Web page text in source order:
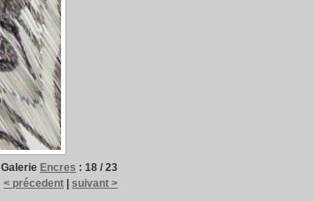
Galerie Encres : 18 / 23
< précedent
suivant >